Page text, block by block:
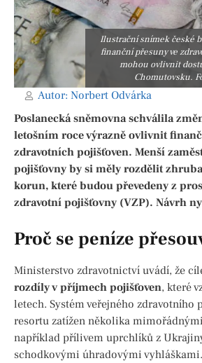
Ilustrační snímek české
finanční přesuny ve
mohou ovlivnit
Chomutovsku.
Autor: Norbert Odvárka
Poslanecká sněmovna schválila
letošním roce výrazně ovlivnit
zdravotních pojišťoven. Menší
pojišťovny by si měly rozdělit
korun, které budou převedeny z
zdravotní pojišťovny (VZP). Návrh
Proč se peníze
Ministerstvo zdravotnictví uvádí, že
rozdíly v příjmech pojišťoven, které
letech. Systém veřejného zdravotního
resortu zatížen několika
například přílivem uprchlíků z
schodkovými úhradovými vyhláškami.